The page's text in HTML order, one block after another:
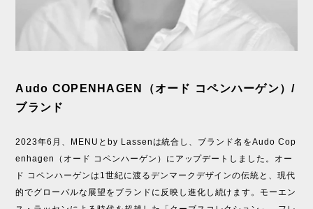
Audo COPENHAGEN（オード コペンハーゲン）/
ブランド
2023年6月、MENUとby Lassenは統合し、ブランド名をAudo Cop
enhagen（オード コペンハーゲン）にアップデートしました。オー
ド コペンハーゲンは1世紀に渡るデンマークデザインの伝統と、現代
的でグローバルな展望をブランドに反映し進化し続けます。モーエン